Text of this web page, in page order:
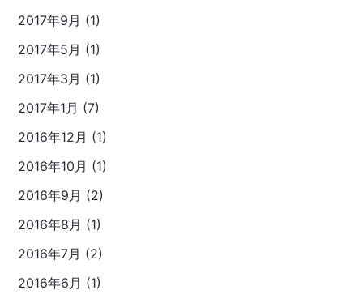
2017年9月 (1)
2017年5月 (1)
2017年3月 (1)
2017年1月 (7)
2016年12月 (1)
2016年10月 (1)
2016年9月 (2)
2016年8月 (1)
2016年7月 (2)
2016年6月 (1)